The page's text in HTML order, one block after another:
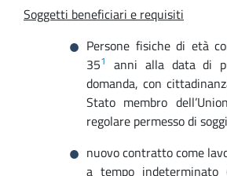
Soggetti beneficiari e requisiti
Persone fisiche di età
351
anni alla data di
domanda, con
Stato membro
regolare permesso di
nuovo contratto come
a tempo